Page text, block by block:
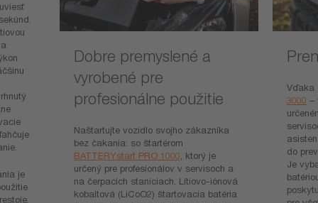
je
Dobre premyslené a
vyrobené pre
profesionálne použitie
Naštartujte vozidlo svojho zákazníka
bez čakania: so štartérom
BATTERYstart PRO 1000 , ktorý je
určený pre profesionálov v servisoch a
na čerpacích staniciach. Lítiovo-iónová
kobaltová (LiCoO2) štartovacia batéria
Vďaka
3000 –
do
Je